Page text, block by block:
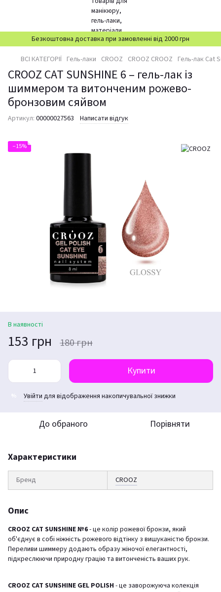
Безкоштовна доставка при замовленні від 2000 грн
ВСІ КАТЕГОРІЇ Гель-лаки CROOZ CROOZ CROOZ Гель-лак Cat
CROOZ CAT SUNSHINE 6 – гель-лак із
шиммером та витонченим рожево-
бронзовим сяйвом
Артикул: 00000027563 Написати відгук
−15%
В наявності
153 грн 180 грн
Купити
Увійти для відображення накопичувальної знижки
До обраного Порівняти
Характеристики
Бренд CROOZ
Опис
CROOZ CAT SUNSHINE №6- це колір рожевої бронзи, який
об'єднує в собі ніжність рожевого відтінку з вишуканістю бронзи.
Переливи шиммеру додають образу жіночої елегантності,
підкреслюючи природну грацію та витонченість ваших рук.
CROOZ CAT SUNSHINE GEL POLISH - це заворожуюча колекція